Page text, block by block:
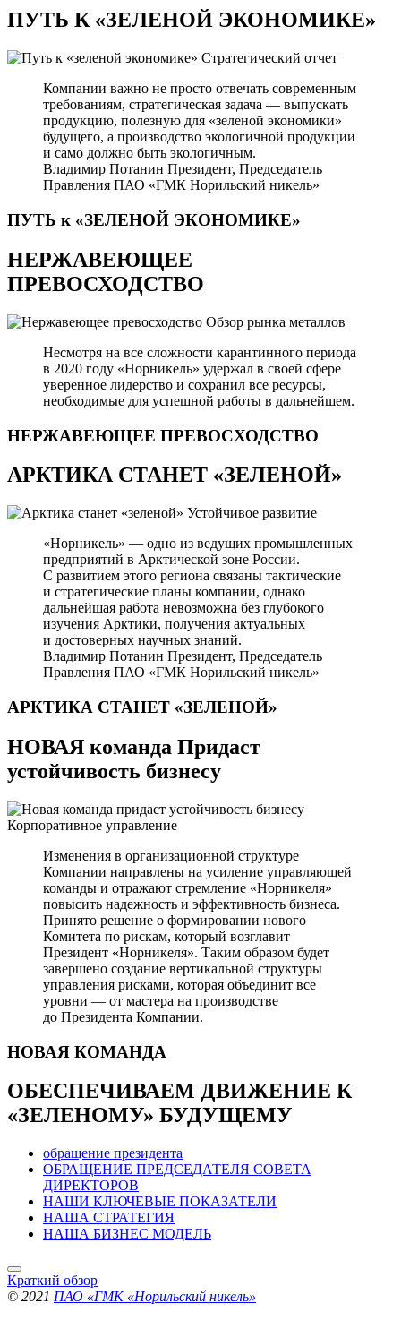
ПУТЬ К«ЗЕЛЕНОЙ ЭКОНОМИКЕ»
Стратегический отчет
Компании важно не просто отвечать современным
требованиям, стратегическая задача — выпускать
продукцию, полезную для «зеленой экономики»
будущего, а производство экологичной продукции
и само должно быть экологичным.
Владимир Потанин Президент, Председатель
Правления ПАО «ГМК Норильский никель»
ПУТЬ к «ЗЕЛЕНОЙ ЭКОНОМИКЕ»
НЕРЖАВЕЮЩЕЕ
ПРЕВОСХОДСТВО
Обзор рынка металлов
Несмотря на все сложности карантинного периода
в 2020 году «Норникель» удержал в своей сфере
уверенное лидерство и сохранил все ресурсы,
необходимые для успешной работы в дальнейшем.
НЕРЖАВЕЮЩЕЕ ПРЕВОСХОДСТВО
АРКТИКА СТАНЕТ «ЗЕЛЕНОЙ»
Устойчивое развитие
«Норникель» — одно из ведущих промышленных
предприятий в Арктической зоне России.
С развитием этого региона связаны тактические
и стратегические планы компании, однако
дальнейшая работа невозможна без глубокого
изучения Арктики, получения актуальных
и достоверных научных знаний.
Владимир Потанин Президент, Председатель
Правления ПАО «ГМК Норильский никель»
АРКТИКА СТАНЕТ «ЗЕЛЕНОЙ»
НОВАЯ команда Придаст
устойчивость бизнесу
Корпоративное управление
Изменения в организационной структуре
Компании направлены на усиление управляющей
команды и отражают стремление «Норникеля»
повысить надежность и эффективность бизнеса.
Принято решение о формировании нового
Комитета по рискам, который возглавит
Президент «Норникеля». Таким образом будет
завершено создание вертикальной структуры
управления рисками, которая объединит все
уровни — от мастера на производстве
до Президента Компании.
НОВАЯ КОМАНДА
ОБЕСПЕЧИВАЕМ ДВИЖЕНИЕ К
«ЗЕЛЕНОМУ» БУДУЩЕМУ
обращение президента
ОБРАЩЕНИЕ ПРЕДСЕДАТЕЛЯ СОВЕТА
ДИРЕКТОРОВ
НАШИ КЛЮЧЕВЫЕ ПОКАЗАТЕЛИ
НАША СТРАТЕГИЯ
НАША БИЗНЕС МОДЕЛЬ
Краткий обзор
© 2021 ПАО «ГМК «Норильский никель»